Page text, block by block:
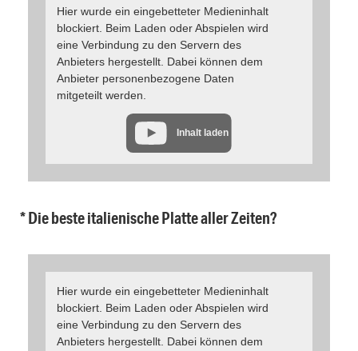
Hier wurde ein eingebetteter Medieninhalt
blockiert. Beim Laden oder Abspielen wird
eine Verbindung zu den Servern des
Anbieters hergestellt. Dabei können dem
Anbieter personenbezogene Daten
mitgeteilt werden.
Inhalt laden
* Die beste italienische Platte aller Zeiten?
Hier wurde ein eingebetteter Medieninhalt
blockiert. Beim Laden oder Abspielen wird
eine Verbindung zu den Servern des
Anbieters hergestellt. Dabei können dem